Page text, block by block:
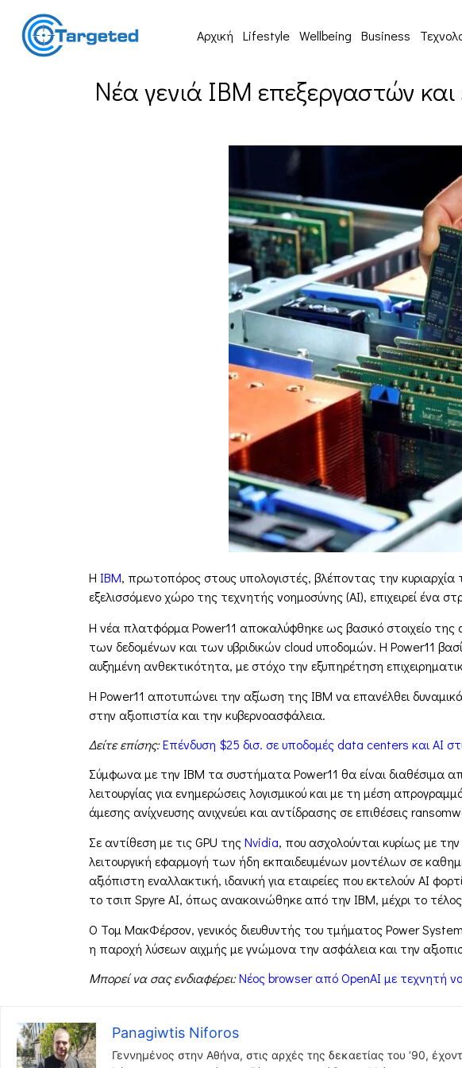
Αρχική Lifestyle Wellbeing Business
Νέα γενιά IBM επεξεργαστών
Η IBM, πρωτοπόρος στους υπολογιστές, βλέποντας την
εξελισσόμενο χώρο της τεχνητής νοημοσύνης (AI), επιχειρεί ένα
Η νέα πλατφόρμα Power11 αποκαλύφθηκε ως βασικό στοιχείο της
των δεδομένων και των υβριδικών cloud υποδομών. Η Power11
αυξημένη ανθεκτικότητα, με στόχο την εξυπηρέτηση
Η Power11 αποτυπώνει την αξίωση της IBM να επανέλθει
στην αξιοπιστία και την κυβερνοασφάλεια.
Δείτε επίσης:Επένδυση $25 δισ. σε υποδομές data centers και AI
Σύμφωνα με την IBM τα συστήματα Power11 θα είναι διαθέσιμα
λειτουργίας για ενημερώσεις λογισμικού και με τη μέση
άμεσης ανίχνευσης ανιχνεύει και αντίδρασης σε επιθέσεις
Σε αντίθεση με τις GPU τηςNvidia, που ασχολούνται κυρίως με
λειτουργική εφαρμογή των ήδη εκπαιδευμένων μοντέλων σε
αξιόπιστη εναλλακτική, ιδανική για εταιρείες που εκτελούν AI
το τσιπ Spyre AI, όπως ανακοινώθηκε από την ΙΒΜ, μέχρι το
Ο Τομ ΜακΦέρσον, γενικός διευθυντής του τμήματος Power
η παροχή λύσεων αιχμής με γνώμονα την ασφάλεια και την
Μπορεί να σας ενδιαφέρει:Νέος browser από OpenAI με τεχνητή
Panagiwtis Niforos
Γεννημένος στην Αθήνα, στις αρχές της δεκαετίας του ’90,